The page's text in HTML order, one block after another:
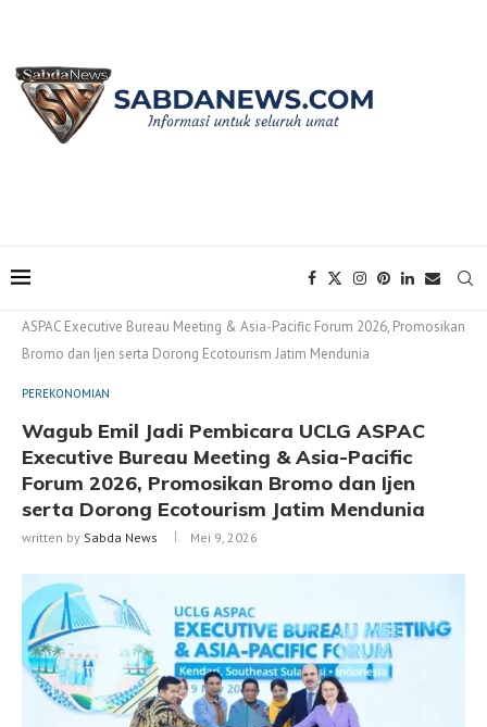
ASPAC Executive Bureau Meeting & Asia-Pacific Forum 2026, Promosikan
Bromo dan Ijen serta Dorong Ecotourism Jatim Mendunia
PEREKONOMIAN
Wagub Emil Jadi Pembicara UCLG ASPAC
Executive Bureau Meeting & Asia-Pacific
Forum 2026, Promosikan Bromo dan Ijen
serta Dorong Ecotourism Jatim Mendunia
written by Sabda News Mei 9, 2026